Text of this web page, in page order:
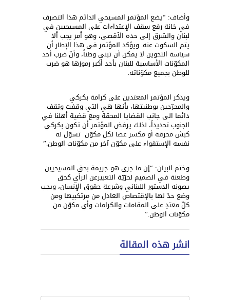
وأضاف: “يضع المؤتمر المسيحي الدائم هذا التصرف
في خانة رفع سقف الإعتداءات على المسيحيين في
لبنان والشرق إلى حده الأقصى، وهو أمر يجب ألا
يتم السكوت عنه. ويؤكد المؤتمر في هذا الإطار أن
سياسة التخوين لا يمكن أن تبني وطناً، وأنّ ضرب أحد
المكوّنات الأساسية للبنان بأحد أكبر رموزها هو ضرب
للوطن بجميع مكوّناته.
ويذكر المؤتمر المعتدين على كرامة بكركي
والمجرّحين بوطنيتها، بأنها هي التي وقفت وتقف
دائما الى جانب القضايا المحقة ومع قضية أهلنا في
الجنوب تحديداً، لذلك يرفض المؤتمر أن تكون بكركي
كبش محرقة أو مكسر عصا لكل مكوّن تسوّل له
نفسه الإستقواء على مكوّن آخر من مكوّنات الوطن.”
وختم البيان: “إن ما جرى هو جريمة بحق المسيحيين
وطعنة في الصميم لحرّيّة التعبيرعن الرأي كحق
يصونه الدستور اللبناني وشرعة حقوق الإنسان، ويجب
وضع حدّ لها بالإقتصاص العادل من مرتكبيها ومن
كلّ معتدٍ على المقامات والكرامات وأي مكوّن من
مكوّنات الوطن.”
انشر هذه المقالة